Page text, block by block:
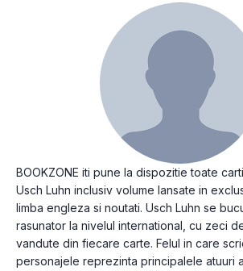
BOOKZONE iti pune la dispozitie toate
Usch Luhn inclusiv volume lansate in
limba engleza si noutati. Usch Luhn se
rasunator la nivelul international, cu zeci
vandute din fiecare carte. Felul in care
personajele reprezinta principalele atuuri